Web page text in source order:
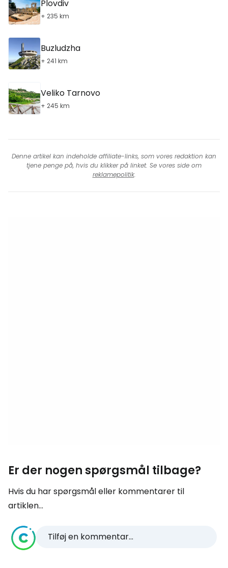
Plovdiv
+ 235 km
Buzludzha
+ 241 km
Veliko Tarnovo
+ 245 km
Denne artikel kan indeholde affiliate-links, som vores redaktion kan
tjene penge på, hvis du klikker på linket. Se vores side om
reklamepolitik.
Er der nogen spørgsmål tilbage?
Hvis du har spørgsmål eller kommentarer til
artiklen...
Tilføj en kommentar...